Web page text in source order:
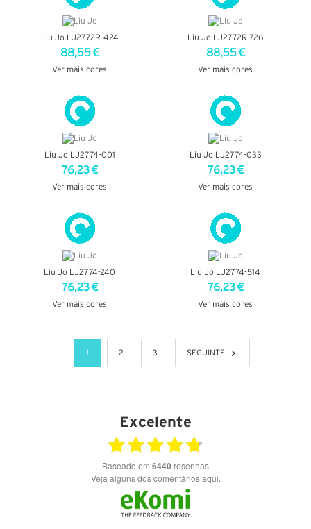
Liu Jo LJ2772R-424
88,55 €
Ver mais cores
VER DETALHES
Liu Jo LJ2772R-726
88,55 €
Ver mais cores
VER DETALHES
Liu Jo LJ2774-001
76,23 €
Ver mais cores
VER DETALHES
Liu Jo LJ2774-033
76,23 €
Ver mais cores
VER DETALHES
Liu Jo LJ2774-240
76,23 €
Ver mais cores
Liu Jo LJ2774-514
76,23 €
Ver mais cores
1 2 3 SEGUINTE
Excelente
Baseado em 6440 resenhas
Veja alguns dos comentários aqui.